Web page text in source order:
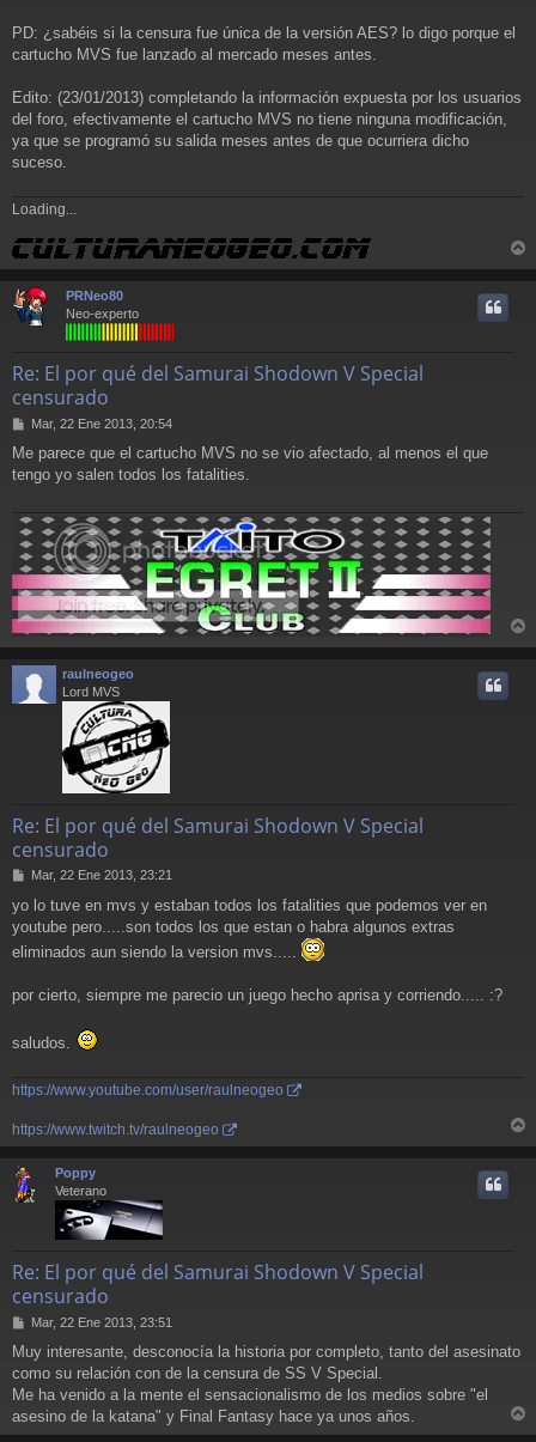
PD: ¿sabéis si la censura fue única de la versión AES? lo digo porque el
cartucho MVS fue lanzado al mercado meses antes.
Edito: (23/01/2013) completando la información expuesta por los usuarios
del foro, efectivamente el cartucho MVS no tiene ninguna modificación,
ya que se programó su salida meses antes de que ocurriera dicho
suceso.
Loading...
r
PRNeo80
Neo-experto
Re: El por qué del Samurai Shodown V Special
censurado
M
n
s
e
Mar, 22 Ene 2013, 20:54
Me parece que el cartucho MVS no se vio afectado, al menos el que
tengo yo salen todos los fatalities.
r
raulneogeo
Lord MVS
Re: El por qué del Samurai Shodown V Special
censurado
M
n
s
a
Mar, 22 Ene 2013, 23:21
yo lo tuve en mvs y estaban todos los fatalities que podemos ver en
youtube pero.....son todos los que estan o habra algunos extras
eliminados aun siendo la version mvs.....
por cierto, siempre me parecio un juego hecho aprisa y corriendo..... :?
saludos.
https://www.youtube.com/user/raulneogeo
https://www.twitch.tv/raulneogeo
r
Poppy
Veterano
Re: El por qué del Samurai Shodown V Special
censurado
M
n
s
a
j
Mar, 22 Ene 2013, 23:51
Muy interesante, desconocía la historia por completo, tanto del asesinato
como su relación con de la censura de SS V Special.
Me ha venido a la mente el sensacionalismo de los medios sobre "el
asesino de la katana" y Final Fantasy hace ya unos años.
r